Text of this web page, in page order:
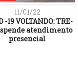
11/01/22
-19 VOLTANDO: TRE-
atendimento
presencial